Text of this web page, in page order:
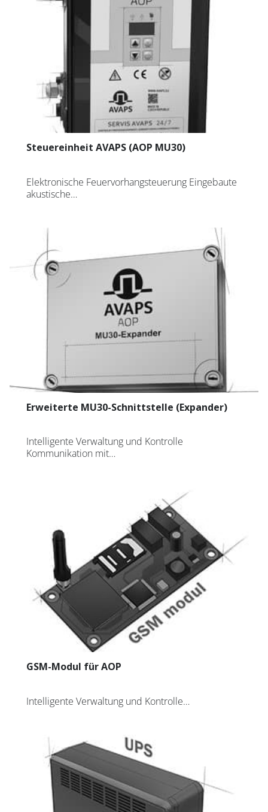
REFERENZEN
ÜBER UNS
Steuereinheit AVAPS (AOP MU30)
Elektronische Feuervorhangsteuerung Eingebaute
akustische…
Erweiterte MU30-Schnittstelle (Expander)
Intelligente Verwaltung und Kontrolle
Kommunikation mit…
GSM-Modul für AOP
Intelligente Verwaltung und Kontrolle…
Abonnieren Sie den
Vorname
Nachname